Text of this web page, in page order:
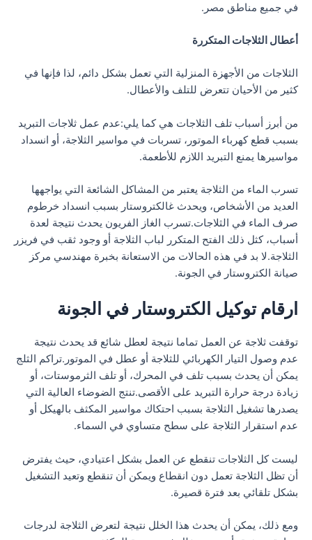
في جميع مناطق مصر.
أعطال الثلاجات المتكررة
الثلاجات من الأجهزة المنزلية التي تعمل بشكل دائم، لذا فإنها في
كثير من الأحيان تتعرض للتلف والأعطال.
من أبرز أسباب تلف الثلاجات هي كما يلي:عدم عمل ثلاجات التبريد
بسبب قطع كهرباء الموتور، تسربات في مواسير الثلاجة، أو انسداد
مواسيرها يمنع التبريد اللازم للأطعمة.
تسرب الماء من الثلاجة يعتبر من المشاكل الشائعة التي يواجهها
العديد من الأشخاص، ويحدث غالكتروستار بسبب انسداد خرطوم
صرف الماء في الثلاجات.تسرب الغاز الفريون يحدث نتيجة لعدة
أسباب، كثل ذلك الفتح المتكرر لباب الثلاجة أو وجود ثقب في فريزر
الثلاجة.لا بد في هذه الحالات من الاستعانة بخبرة مهندسي مركز
صيانة الكتروستار في الجونة.
ارقام توكيل الكتروستار في الجونة
توقفت ثلاجة عن العمل تماما نتيجة لعطل شائع قد يحدث نتيجة
عدم وصول التيار الكهربائي للثلاجة أو عطل في الموتور.تراكم الثلج
يمكن أن يحدث بسبب تلف في المحرك، أو تلف الثرموستات، أو
زيادة درجة حرارة التبريد على الأقصى.تنتج الضوضاء العالية التي
يصدرها تشغيل الثلاجة بسبب احتكاك مواسير المكثف بالهيكل أو
عدم استقرار الثلاجة على سطح متساوي في السماء.
ليست كل الثلاجات تنقطع عن العمل بشكل اعتيادي، حيث يفترض
أن تظل الثلاجة تعمل دون انقطاع ويمكن أن تنقطع وتعيد التشغيل
بشكل تلقائي بعد فترة قصيرة.
ومع ذلك، يمكن أن يحدث هذا الخلل نتيجة لتعرض الثلاجة لدرجات